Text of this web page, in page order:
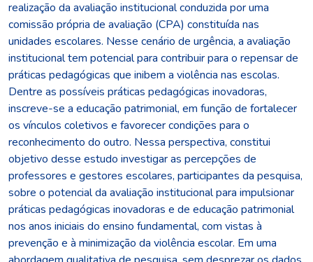
realização da avaliação institucional conduzida por uma
comissão própria de avaliação (CPA) constituída nas
unidades escolares. Nesse cenário de urgência, a avaliação
institucional tem potencial para contribuir para o repensar de
práticas pedagógicas que inibem a violência nas escolas.
Dentre as possíveis práticas pedagógicas inovadoras,
inscreve-se a educação patrimonial, em função de fortalecer
os vínculos coletivos e favorecer condições para o
reconhecimento do outro. Nessa perspectiva, constitui
objetivo desse estudo investigar as percepções de
professores e gestores escolares, participantes da pesquisa,
sobre o potencial da avaliação institucional para impulsionar
práticas pedagógicas inovadoras e de educação patrimonial
nos anos iniciais do ensino fundamental, com vistas à
prevenção e à minimização da violência escolar. Em uma